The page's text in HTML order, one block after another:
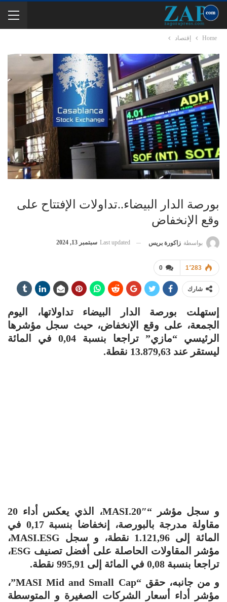
Home إقتصاد
بورصة الدار البيضاء..تداولات الإفتتاح على
وقع الإنخفاض
بواسطة زاكورة بريس Last updated سبتمبر 13, 2024
0 1٬283
شارك
إستهلت بورصة الدار البيضاء تداولاتها، اليوم
الجمعة، على وقع الإنخفاض، حيث سجل مؤشرها
الرئيسي “مازي” تراجعا بنسبة 0,04 في المائة
ليستقر عند 13.879,63 نقطة.
و سجل مؤشر “MASI.20″، الذي يعكس أداء 20
مقاولة مدرجة بالبورصة، إنخفاضا بنسبة 0,17 في
المائة إلى 1.121,96 نقطة، و سجل MASI.ESG،
مؤشر المقاولات الحاصلة على أفضل تصنيف ESG،
تراجعا بنسبة 0,08 في المائة إلى 995,91 نقطة.
و من جانبه، حقق “MASI Mid and Small Cap”،
مؤشر أداء أسعار الشركات الصغيرة و المتوسطة